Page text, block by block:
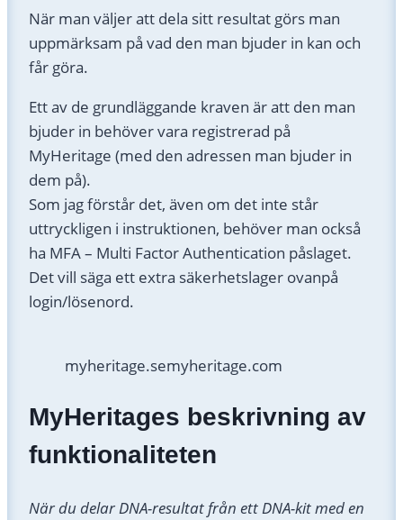
När man väljer att dela sitt resultat görs man
uppmärksam på vad den man bjuder in kan och
får göra.
Ett av de grundläggande kraven är att den man
bjuder in behöver vara registrerad på
MyHeritage (med den adressen man bjuder in
dem på).
Som jag förstår det, även om det inte står
uttryckligen i instruktionen, behöver man också
ha MFA – Multi Factor Authentication påslaget.
Det vill säga ett extra säkerhetslager ovanpå
login/lösenord.
myheritage.semyheritage.com
MyHeritages beskrivning av
funktionaliteten
När du delar DNA-resultat från ett DNA-kit med en